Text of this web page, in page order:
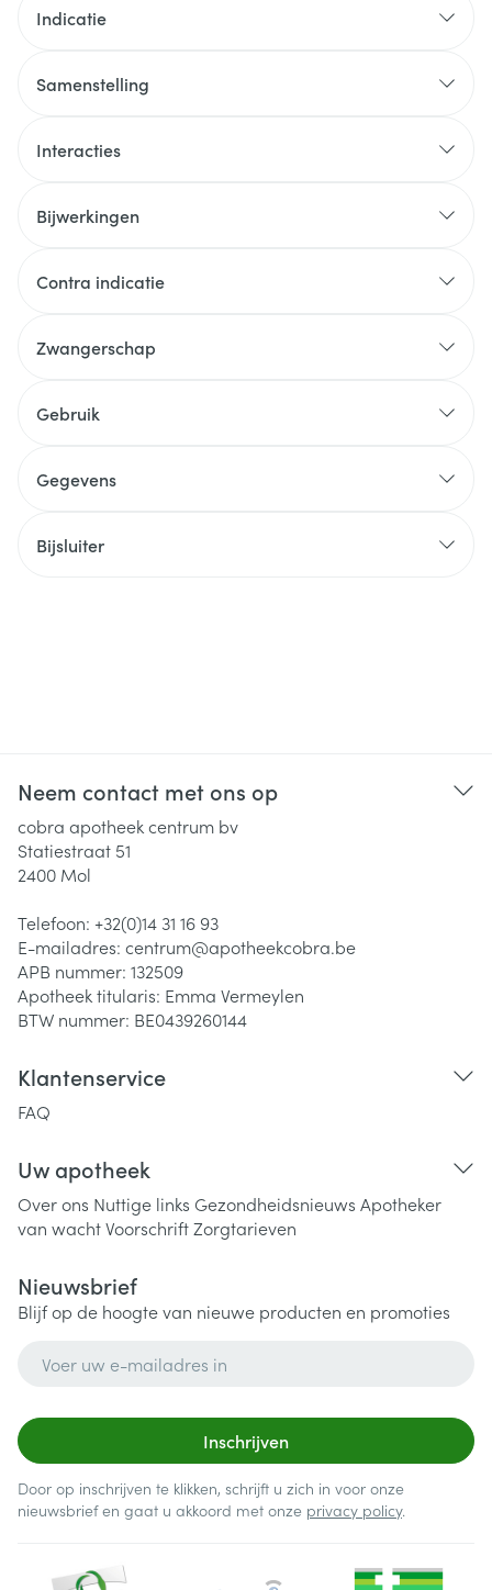
Indicatie
Samenstelling
Interacties
Bijwerkingen
Contra indicatie
Zwangerschap
Gebruik
Gegevens
Bijsluiter
Neem contact met ons op
cobra apotheek centrum bv
Statiestraat 51
2400 Mol
Telefoon: +32(0)14 31 16 93
E-mailadres: centrum@apotheekcobra.be
APB nummer: 132509
Apotheek titularis: Emma Vermeylen
BTW nummer: BE0439260144
Klantenservice
FAQ
Uw apotheek
Over ons Nuttige links Gezondheidsnieuws Apotheker
van wachtVoorschriftZorgtarieven
Nieuwsbrief
Blijf op de hoogte van nieuwe producten en promoties
Inschrijven
Door op inschrijven te klikken, schrijft u zich in voor onze
nieuwsbrief en gaat u akkoord met onze privacy policy.